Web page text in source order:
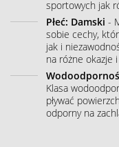
sportowych jak
Płeć: Damski -
sobie cechy,
jak i
na różne okazje
Klasa
pływać
odporny na